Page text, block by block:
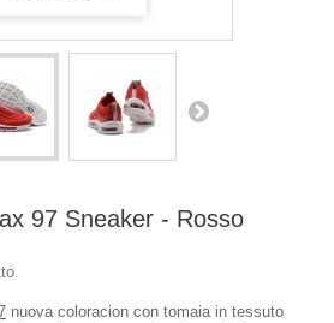
97 Sneaker - Rosso
nuova coloracion con tomaia in tessuto